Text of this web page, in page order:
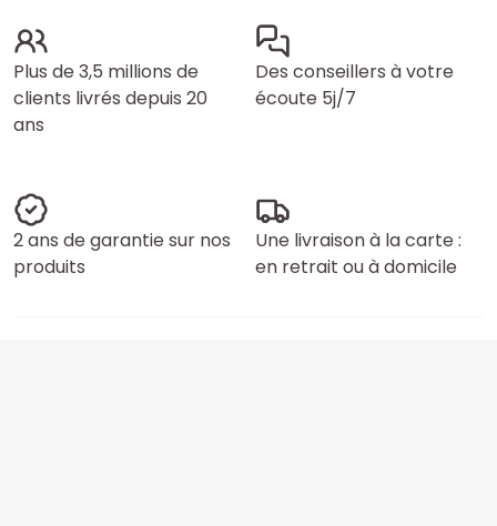
Plus de 3,5 millions de
clients livrés depuis 20
ans
Des conseillers à votre
écoute 5j/7
2 ans de garantie sur nos
produits
Une livraison à la carte :
en retrait ou à domicile